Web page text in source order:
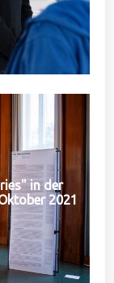
in der
2021